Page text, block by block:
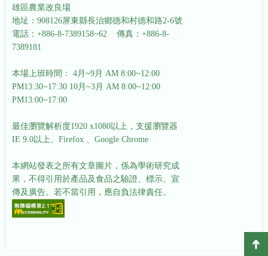
雄區農業改良場
地址：908126屏東縣長治鄉德和村德和路2-6號
電話：+886-8-7389158~62 傳真：+886-8-
7389181
本場上班時間： 4月~9月 AM 8:00~12:00
PM13:30~17:30 10月~3月 AM 8:00~12:00
PM13:00~17:00
最佳瀏覽解析度1920 x1080以上，支援瀏覽器
IE 9.0以上、Firefox 、Google Chrome
本網站發表之所有文章圖片，係為學術研究成
果，不得引用於產品及食品之驗證、標示、宣
傳及廣告。若不當引用，應自負法律責任。